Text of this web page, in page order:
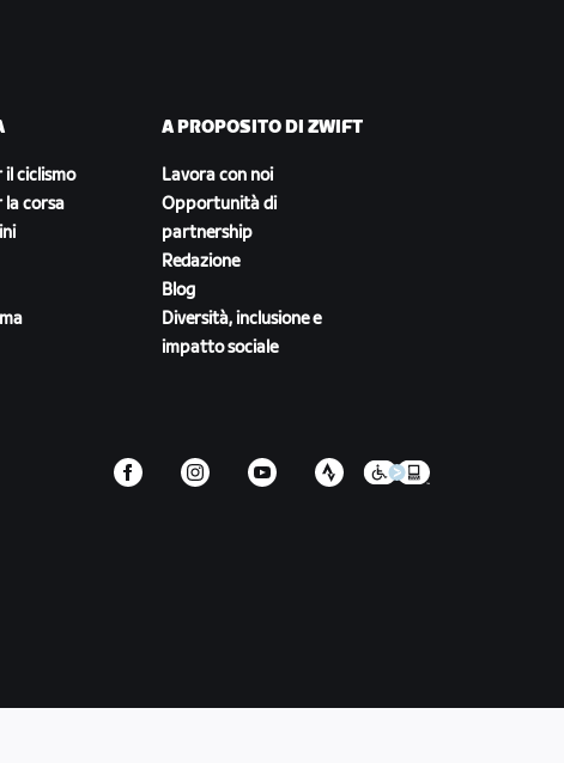
il ciclismo
la corsa
A PROPOSITO DI ZWIFT
Lavora con noi
Opportunità di
partnership
Redazione
Blog
Diversità, inclusione e
impatto sociale